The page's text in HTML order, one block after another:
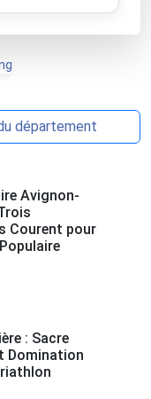
département
Avignon-
Courent pour
: Sacre
Domination